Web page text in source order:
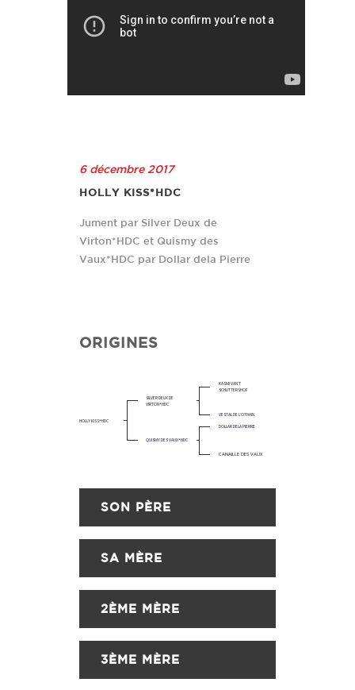
6 décembre 2017
HOLLY KISS*HDC
Jument par Silver Deux de
Virton*HDC et Quismy des
Vaux*HDC par Dollar dela Pierre
ORIGINES
HOLLY KISS*HDC
SILVER DEUX DE
VIRTON*HDC
KASMI VAN'T
SCHUTTERSHOF
VESTAL DE L'OTHAIN
DOLLAR DELA PIERRE
CANAILLE DES VAUX
QUISMY DES VAUX*HDC
SON PÈRE
SA MÈRE
2ÈME MÈRE
3ÈME MÈRE